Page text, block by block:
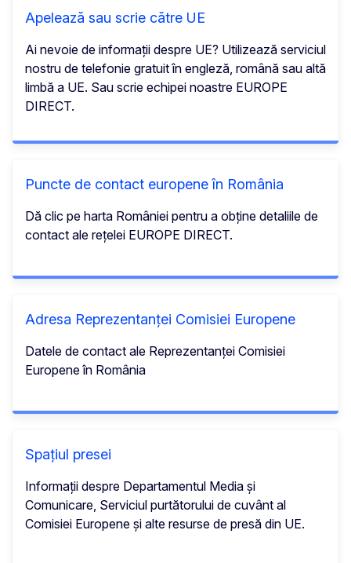
Apelează sau scrie către UE
Ai nevoie de informații despre UE? Utilizează serviciul
nostru de telefonie gratuit în engleză, română sau altă
limbă a UE. Sau scrie echipei noastre EUROPE
DIRECT.
Puncte de contact europene în România
Dă clic pe harta României pentru a obține detaliile de
contact ale rețelei EUROPE DIRECT.
Adresa Reprezentanței Comisiei Europene
Datele de contact ale Reprezentanței Comisiei
Europene în România
Spațiul presei
Informații despre Departamentul Media și
Comunicare, Serviciul purtătorului de cuvânt al
Comisiei Europene și alte resurse de presă din UE.